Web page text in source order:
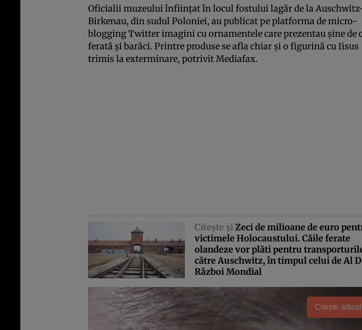
Oficialii muzeului înfiinţat în locul fostului lagăr de la
Birkenau, din sudul Poloniei, au publicat pe platforma de micro-
blogging Twitter imagini cu ornamentele care prezentau şine de
ferată şi barăci. Printre produse se afla chiar şi o figurină cu Iisus
trimis la exterminare, potrivit Mediafax.
Citeşte şiZeci de milioane de euro
victimele Holocaustului. Căile ferate
olandeze vor plăti pentru
către Auschwitz, în timpul celui de Al
Război Mondial
Citește